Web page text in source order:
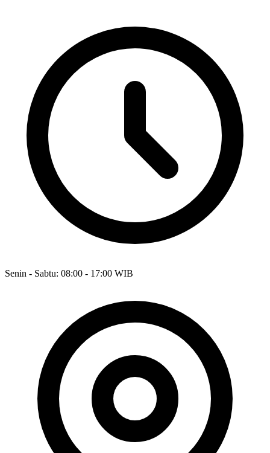
Senin - Sabtu: 08:00 - 17:00 WIB